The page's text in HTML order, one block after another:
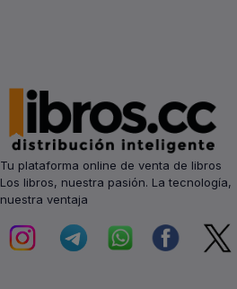
Tu plataforma online de venta de libros
Los libros, nuestra pasión. La tecnología,
nuestra ventaja